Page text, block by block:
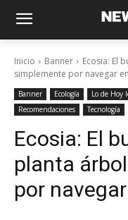
Inicio Banner
Ecosia: El
simplemente por navegar
Banner Ecología Lo de Hoy
Recomendaciones
Tecnología
Ecosia: El
planta
por